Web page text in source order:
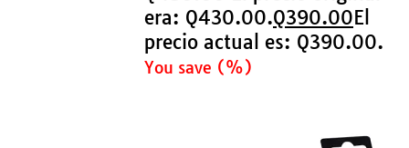
era: Q430.00.Q390.00El
precio actual es: Q390.00.
You save (%)